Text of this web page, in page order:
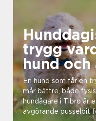
trygg
hund och
En hund som får en
mår bättre, både
hundägare i Tibro är
avgörande pusselbit